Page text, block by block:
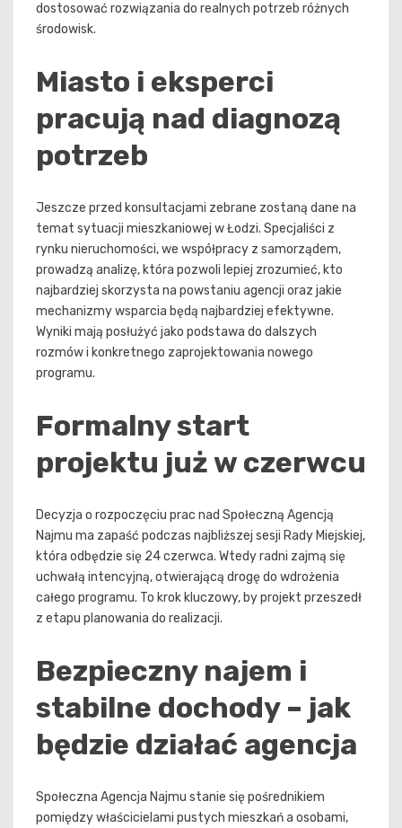
dostosować rozwiązania do realnych potrzeb różnych
środowisk.
Miasto i eksperci
pracują nad diagnozą
potrzeb
Jeszcze przed konsultacjami zebrane zostaną dane na
temat sytuacji mieszkaniowej w Łodzi. Specjaliści z
rynku nieruchomości, we współpracy z samorządem,
prowadzą analizę, która pozwoli lepiej zrozumieć, kto
najbardziej skorzysta na powstaniu agencji oraz jakie
mechanizmy wsparcia będą najbardziej efektywne.
Wyniki mają posłużyć jako podstawa do dalszych
rozmów i konkretnego zaprojektowania nowego
programu.
Formalny start
projektu już w czerwcu
Decyzja o rozpoczęciu prac nad Społeczną Agencją
Najmu ma zapaść podczas najbliższej sesji Rady Miejskiej,
która odbędzie się 24 czerwca. Wtedy radni zajmą się
uchwałą intencyjną, otwierającą drogę do wdrożenia
całego programu. To krok kluczowy, by projekt przeszedł
z etapu planowania do realizacji.
Bezpieczny najem i
stabilne dochody – jak
będzie działać agencja
Społeczna Agencja Najmu stanie się pośrednikiem
pomiędzy właścicielami pustych mieszkań a osobami,